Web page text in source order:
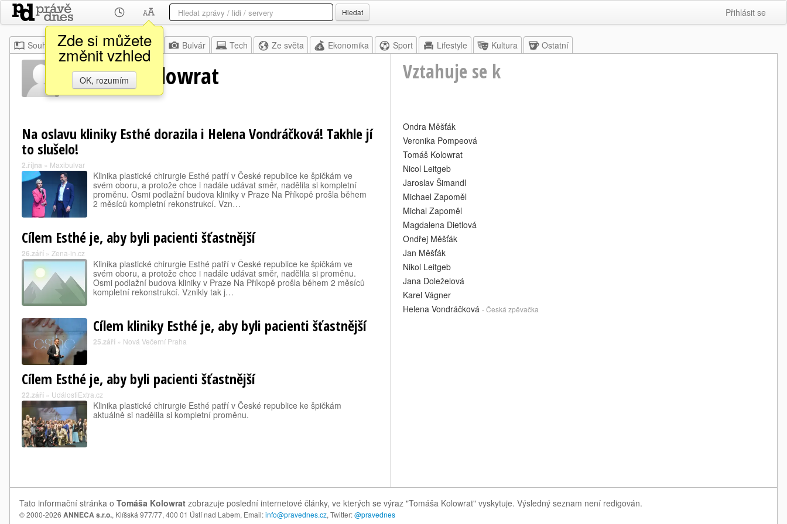
Zde si můžete
změnit vzhled
OK, rozumím
Hledat Přihlásit se
Souhrn Moje Z domova Bulvár Tech Ze světa Ekonomika Sport Lifestyle Kultura Ostatní
Tomáša Kolowrat Vztahuje se k
Na oslavu kliniky Esthé dorazila i Helena Vondráčková! Takhle jí
to slušelo!
2.října » Maxibulvar
Klinika plastické chirurgie Esthé patří v České republice ke špičkám ve
svém oboru, a protože chce i nadále udávat směr, nadělila si kompletní
proměnu. Osmi podlažní budova kliniky v Praze Na Příkopě prošla během
2 měsíců kompletní rekonstrukcí. Vzn…
Cílem Esthé je, aby byli pacienti šťastnější
26.září » Žena-in.cz
Klinika plastické chirurgie Esthé patří v České republice ke špičkám ve
svém oboru, a protože chce i nadále udávat směr, nadělila si proměnu.
Osmi podlažní budova kliniky v Praze Na Příkopě prošla během 2 měsíců
kompletní rekonstrukcí. Vznikly tak j…
Cílem kliniky Esthé je, aby byli pacienti šťastnější
25.září » Nová Večerní Praha
Cílem Esthé je, aby byli pacienti šťastnější
22.září » UdálostiExtra.cz
Klinika plastické chirurgie Esthé patří v České republice ke špičkám
aktuálně si nadělila si kompletní proměnu.
Ondra Měšťák
Veronika Pompeová
Tomáš Kolowrat
Nicol Leitgeb
Jaroslav Šimandl
Michael Zapoměl
Michal Zapoměl
Magdalena Dietlová
Ondřej Měšťák
Jan Měšťák
Nikol Leitgeb
Jana Doleželová
Karel Vágner
Helena Vondráčková - Česká zpěvačka
Tato informační stránka o Tomáša Kolowrat zobrazuje poslední internetové články, ve kterých se výraz "Tomáša Kolowrat" vyskytuje. Výsledný seznam není redigován.
© 2000-2026 ANNECA s.r.o., Klíšská 977/77, 400 01 Ústí nad Labem, Email:info@pravednes.cz, Twitter:@pravednes